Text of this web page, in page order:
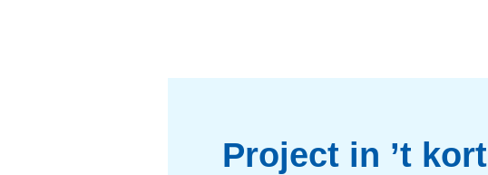
Project in ’t kort